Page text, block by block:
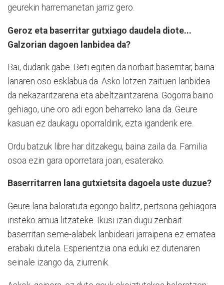
geurekin harremanetan jarriz gero.
Geroz eta baserritar gutxiago daudela diote...
Galzorian dagoen lanbidea da?
Bai, dudarik gabe. Beti egiten da norbait baserritar, baina
lanaren oso esklabua da. Asko lotzen zaituen lanbidea
da nekazaritzarena eta abeltzaintzarena. Gogorra baino
gehiago, une oro adi egon beharreko lana da. Geure
kasuan ez daukagu oporraldirik, ezta iganderik ere.
Ordu batzuk libre har ditzakegu, baina zaila da. Familia
osoa ezin gara oporretara joan, esaterako.
Baserritarren lana gutxietsita dagoela uste duzue?
Geure lana baloratuta egongo balitz, pertsona gehiagora
iristeko amua litzateke. Ikusi izan dugu zenbait
baserritan seme-alabek lanbideari jarraipena ez ematea
erabaki dutela. Esperientzia ona eduki ez dutenaren
seinale izango da, ziurrenik.